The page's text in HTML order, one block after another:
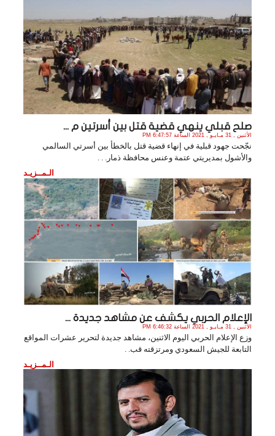
صلح قبلي ينهي قضية قتل بين أسرتين م ...
الأثنين , 31 مـايـو , 2021 الساعة 6:47:57 PM
نجّحت جهود قبلية في إنهاء قضية قتل بالخطأ بين أسرتي السالمي
والأشول بمديريتي عتمة وعنس محافظة ذمار. . .
الـمــزيـد
الإعلام الحربي يكشف عن مشاهد جديدة ...
الأثنين , 31 مـايـو , 2021 الساعة 6:46:32 PM
وزع الإعلام الحربي اليوم الاثنين، مشاهد جديدة لتحرير عشرات المواقع
التابعة للجيش السعودي ومرتزقته قب. .
الـمــزيـد